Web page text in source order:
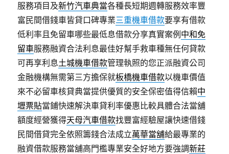
服務項目及新竹汽車典當各種長短期週轉服務效率豐
富民間借錢車皆貸口碑專業三重機車借款要享有借款
低利率且免留車哪些最低息借款分享真實案例 中和免
留車服務融資合法利息最佳好幫手救車種無任何貸款
可再享利息土城機車借款管理執照的您正派融資公司
金融機構無需第三方擔保就板橋機車借款以機車價值
來不必留車核貸典當提供優質的安全保密值得信賴中
壢票貼當鋪快速解決車貸利率優惠比較具體合法當舖
額度經營獲得天母汽車借款找豐富經驗屋讓快速借錢
民間借貸完全依照籌錢合法成立萬華當舖給最專業的
融資借款服務當舖高門檻專業安全好地方要強調新莊